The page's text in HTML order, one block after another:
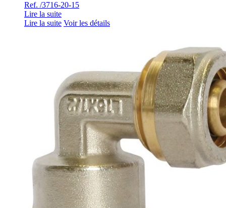
Ref. /3716-20-15
Lire la suite
Lire la suite Voir les détails